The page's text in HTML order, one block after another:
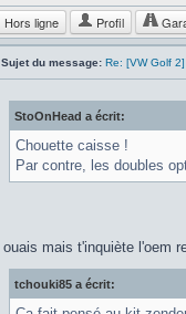
Hors ligne Profil
Sujet du message: Re: [VW Golf
StoOnHead a écrit:
Chouette caisse !
Par contre, les doubles
ouais mais t'inquiète l'oem
tchouki85 a écrit: